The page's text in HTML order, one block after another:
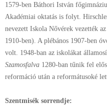
1579-ben Báthori István
Akadémiai oktatás is folyt.
nevezett Iskola Nővérek vezették
1910-ben). A plébános 1907-ben
volt. 1948-ban az iskolákat
Szamosfalva 1280-ban tűnik fel
reformáció után a reformátusoké
Szentmisék sorrendje: